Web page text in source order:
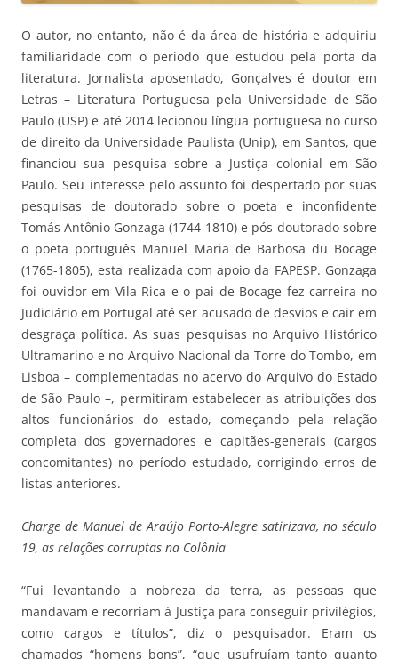
O autor, no entanto, não é da área de história e adquiriu
familiaridade com o período que estudou pela porta da
literatura. Jornalista aposentado, Gonçalves é doutor em
Letras – Literatura Portuguesa pela Universidade de São
Paulo (USP) e até 2014 lecionou língua portuguesa no curso
de direito da Universidade Paulista (Unip), em Santos, que
financiou sua pesquisa sobre a Justiça colonial em São
Paulo. Seu interesse pelo assunto foi despertado por suas
pesquisas de doutorado sobre o poeta e inconfidente
Tomás Antônio Gonzaga (1744-1810) e pós-doutorado sobre
o poeta português Manuel Maria de Barbosa du Bocage
(1765-1805), esta realizada com apoio da FAPESP. Gonzaga
foi ouvidor em Vila Rica e o pai de Bocage fez carreira no
Judiciário em Portugal até ser acusado de desvios e cair em
desgraça política. As suas pesquisas no Arquivo Histórico
Ultramarino e no Arquivo Nacional da Torre do Tombo, em
Lisboa – complementadas no acervo do Arquivo do Estado
de São Paulo –, permitiram estabelecer as atribuições dos
altos funcionários do estado, começando pela relação
completa dos governadores e capitães-generais (cargos
concomitantes) no período estudado, corrigindo erros de
listas anteriores.
Charge de Manuel de Araújo Porto-Alegre satirizava, no século
19, as relações corruptas na Colônia
“Fui levantando a nobreza da terra, as pessoas que
mandavam e recorriam à Justiça para conseguir privilégios,
como cargos e títulos”, diz o pesquisador. Eram os
chamados “homens bons”, “que usufruíam tanto quanto